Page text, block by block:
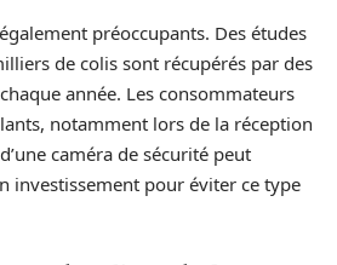
préoccupants. Des études
de colis sont récupérés par des
année. Les consommateurs
notamment lors de la réception
caméra de sécurité peut
investissement pour éviter ce type